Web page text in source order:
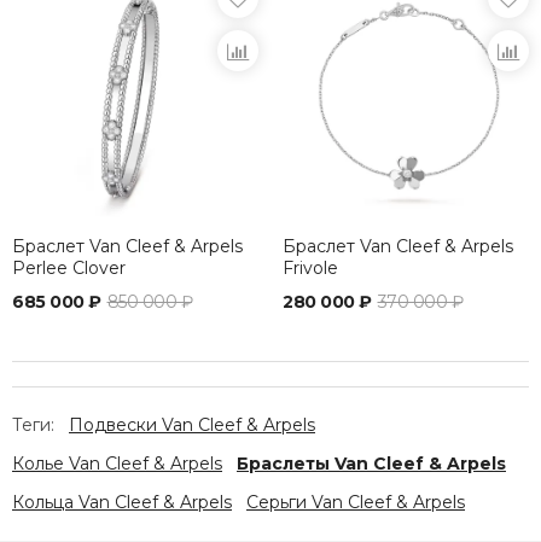
Браслет Van Cleef & Arpels
Perlee Clover
685 000 ₽ 850 000 ₽
Браслет Van Cleef & Arpels
Frivole
280 000 ₽ 370 000 ₽
Теги:
Подвески Van Cleef & Arpels
Колье Van Cleef & Arpels
Браслеты Van Cleef & Arpels
Кольца Van Cleef & Arpels
Серьги Van Cleef & Arpels